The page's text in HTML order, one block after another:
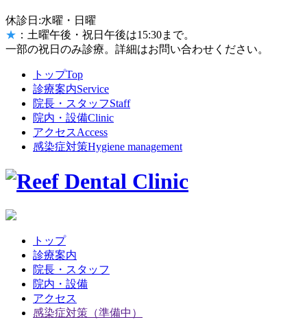
休診日:水曜・日曜
★ ：土曜午後・祝日午後は15:30まで。
一部の祝日のみ診療。詳細はお問い合わせください。
トップTop
診療案内Service
院長・スタッフStaff
院内・設備Clinic
アクセスAccess
感染症対策Hygiene management
トップ
診療案内
院長・スタッフ
院内・設備
アクセス
感染症対策（準備中）